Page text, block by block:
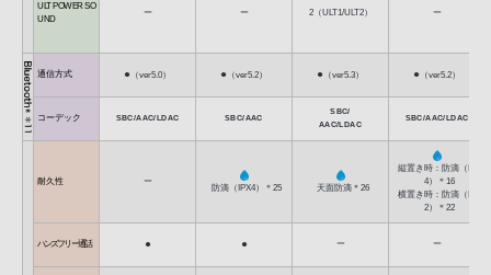
ULT POWER SO
UND
通信方式
コーデック
耐久性
ハンズフリー通話
ー
● （ver5.0）
SBC/AAC/LDAC
ー
●
ー
● （ver5.2）
SBC/AAC
防滴（IPX4）＊25
●
2（ULT1/ULT2）
● （ver5.3）
SBC/
AAC/LDAC
天面防滴＊26
ー
ー
● （ver5.2）
SBC/AAC/LDAC
縦置き時：防滴（IPX
4）＊16
横置き時：防滴（IPX
2）＊22
ー